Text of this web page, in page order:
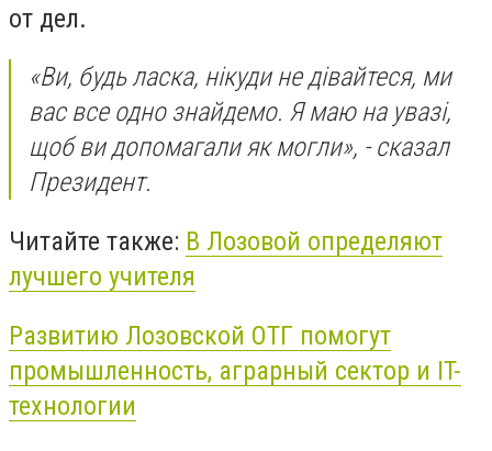
от дел.
«Ви, будь ласка, нікуди не дівайтеся, ми
вас все одно знайдемо. Я маю на увазі,
щоб ви допомагали як могли», - сказал
Президент.
Читайте также: В Лозовой определяют
лучшего учителя
Развитию Лозовской ОТГ помогут
промышленность, аграрный сектор и IT-
технологии